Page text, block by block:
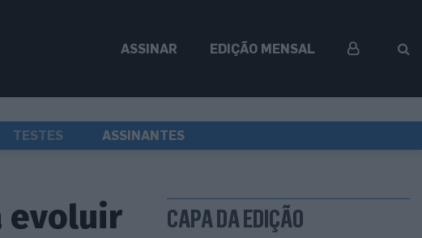
ASSINAR EDIÇÃO MENSAL
TESTES ASSINANTES
evoluir CAPA DA EDIÇÃO